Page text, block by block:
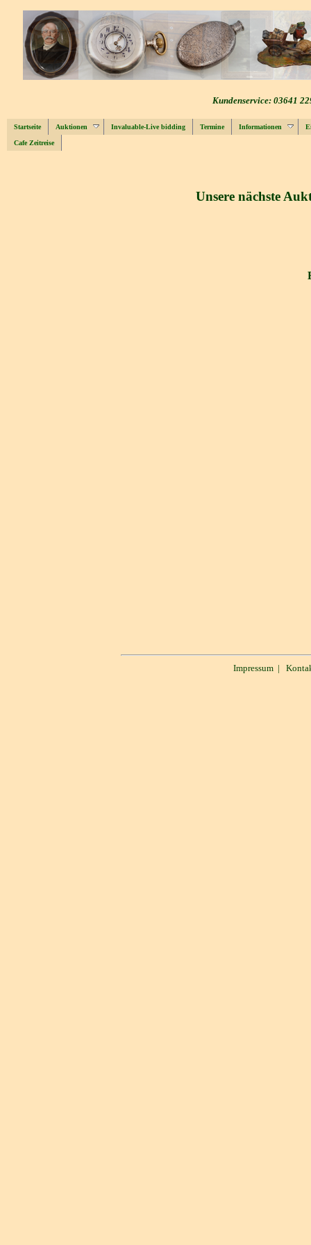
Kundenservice: 03641
Startseite Auktionen Invaluable-Live bidding Termine Informationen
Cafe Zeitreise
Unsere nächste
Impressum|